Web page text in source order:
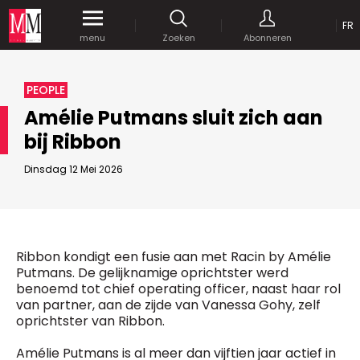
menu Zoeken Abonneren
FR
PEOPLE
Amélie Putmans sluit zich aan
bij Ribbon
Dinsdag 12 Mei 2026
Ribbon kondigt een fusie aan met Racin by Amélie
Putmans. De gelijknamige oprichtster werd
benoemd tot chief operating officer, naast haar rol
van partner, aan de zijde van Vanessa Gohy, zelf
oprichtster van Ribbon.
Amélie Putmans is al meer dan vijftien jaar actief in
JE WACHTWOORD VERSTUREN
OP
MARCOM WORLD SRL
Mix Brussels - Vorstlaan 25 bus 5
1160 Brussels - Belgïe
E-mail :info@mm.be
Managing Director
Jean-Vianney Philippe
0471 92 01 98
jeanvianney@mm.be
Gebruikaanhalingstekens("") rond de
zoektermen, zodat er op de exacte combinatie
gezocht wordt.
Gebruik hetplusteken (+)
meerdere van deze woorden vermelden.
Krijg gedurende een maand gratistoegang
Bedrijfsabonnement